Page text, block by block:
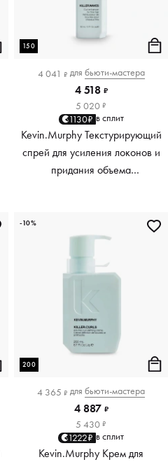
150
4 041 ₽ для бьюти-мастера
4 518 ₽
5 020 ₽
1130₽ в сплит
Kevin.Murphy Текстурирующий
спрей для усиления локонов и
придания объема
200
4 365 ₽ для бьюти-мастера
4 887 ₽
5 430 ₽
1222₽ в сплит
Kevin.Murphy Крем для
-10%